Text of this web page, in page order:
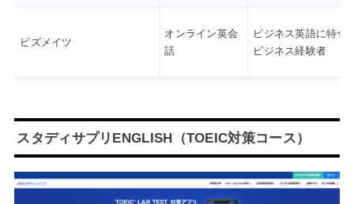
ビズメイツ
オンライン英会
話
ビジネス英語に特化
ビジネス経験者
スタディサプリENGLISH（TOEIC対策コース）